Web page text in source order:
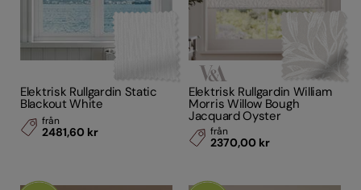
Elektrisk Rullgardin Static
Blackout White
från
2481,60 kr
Elektrisk Rullgardin William
Morris Willow Bough
Jacquard Oyster
från
2370,00 kr